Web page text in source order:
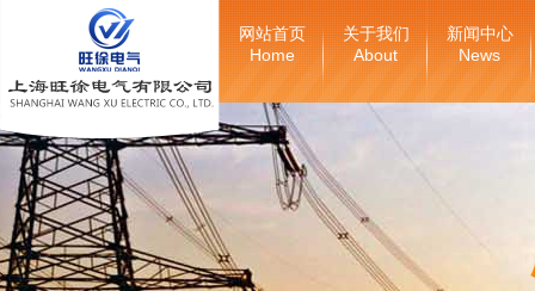
网站首页
Home
关于我们
About
新闻中心
News